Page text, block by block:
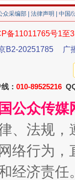
魏明
众采编部 法律声明 | 中国
备11011765号1至
B2-20251785
广
： 010-89525216
公众传
、法规
络行为
经济责